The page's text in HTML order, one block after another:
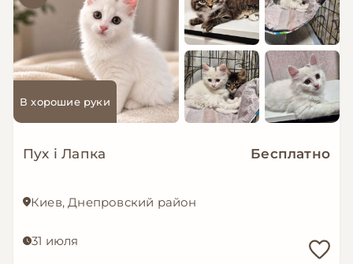
В хорошие руки
Пух і Лапка Бесплатно
Киев, Днепровский район
31 июля